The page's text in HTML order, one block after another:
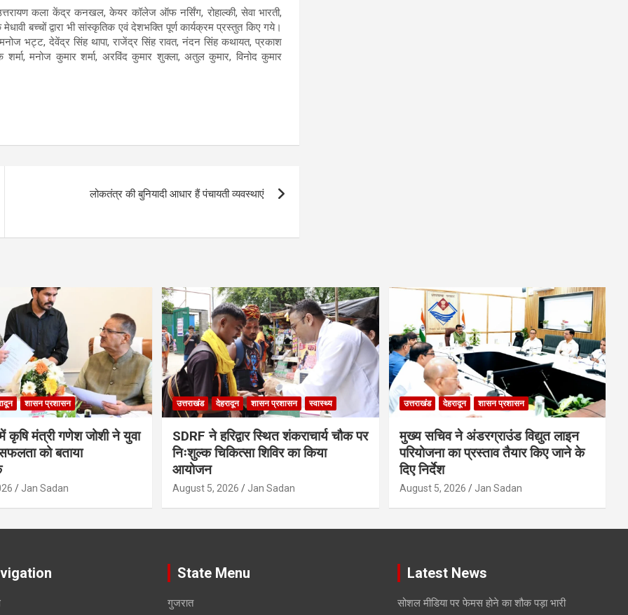
कला केंद्र कनखल, केयर कॉलेज ऑफ नर्सिंग, रोहाल्की, सेवा भारती,
बच्चों द्वारा भी सांस्कृतिक एवं देशभक्ति पूर्ण कार्यक्रम प्रस्तुत किए गये।
भट्ट, देवेंद्र सिंह थापा, राजेंद्र सिंह रावत, नंदन सिंह कथायत, प्रकाश
मनोज कुमार शर्मा, अरविंद कुमार शुक्ला, अतुल कुमार, विनोद कुमार
लोकतंत्र की बुनियादी आधार हैं पंचायती व्यवस्थाएं
शासन प्रशासन
कृषि मंत्री गणेश जोशी ने युवा
को बताया
Jan Sadan
उत्तराखंड देहरादून शासन प्रशासन स्वास्थ्य
SDRF ने हरिद्वार स्थित शंकराचार्य चौक पर
निःशुल्क चिकित्सा शिविर का किया
आयोजन
August 5, 2026 Jan Sadan
उत्तराखंड देहरादून शासन प्रशासन
मुख्य सचिव ने अंडरग्राउंड विद्युत लाइन
परियोजना का प्रस्ताव तैयार किए जाने के
दिए निर्देश
August 5, 2026 Jan Sadan
State Menu
गुजरात
Latest News
सोशल मीडिया पर फेमस होने का शौक पड़ा भारी